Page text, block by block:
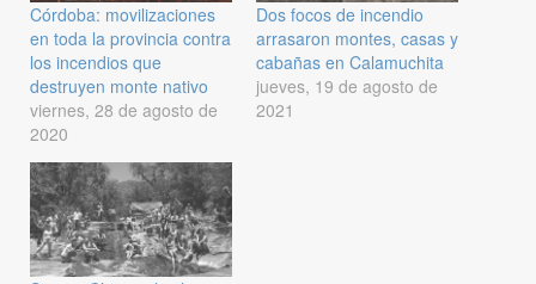
Córdoba: movilizaciones
en toda la provincia contra
los incendios que
destruyen monte nativo
viernes, 28 de agosto de
2020
Dos focos de incendio
arrasaron montes, casas y
cabañas en Calamuchita
jueves, 19 de agosto de
2021